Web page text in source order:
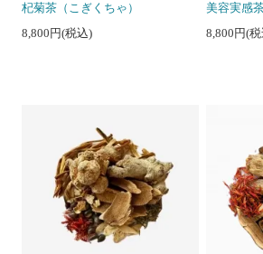
杞菊茶（こぎくちゃ）
8,800円(税込)
美容実感
8,800円(